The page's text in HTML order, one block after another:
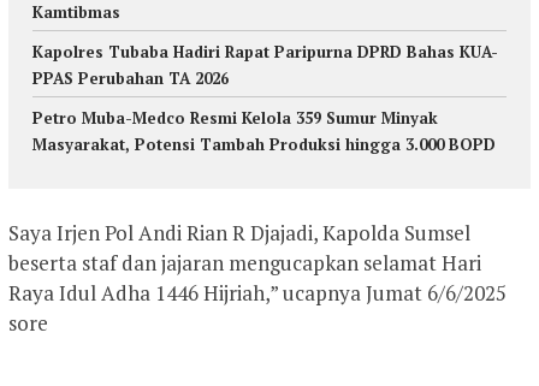
Kamtibmas
Kapolres Tubaba Hadiri Rapat Paripurna DPRD Bahas KUA-
PPAS Perubahan TA 2026
Petro Muba-Medco Resmi Kelola 359 Sumur Minyak
Masyarakat, Potensi Tambah Produksi hingga 3.000 BOPD
Saya Irjen Pol Andi Rian R Djajadi, Kapolda Sumsel
beserta staf dan jajaran mengucapkan selamat Hari
Raya Idul Adha 1446 Hijriah,” ucapnya Jumat 6/6/2025
sore